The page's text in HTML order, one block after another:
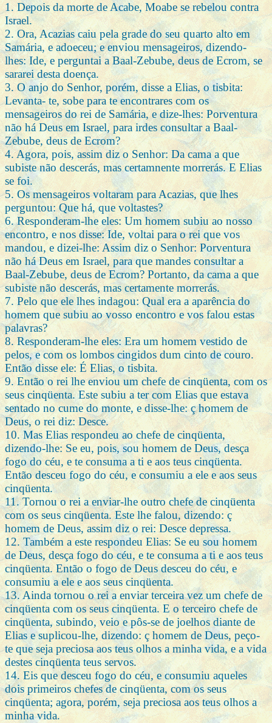
1. Depois da morte de Acabe, Moabe se rebelou contra
Israel.
2. Ora, Acazias caiu pela grade do seu quarto alto em
Samária, e adoeceu; e enviou mensageiros, dizendo-
lhes: Ide, e perguntai a Baal-Zebube, deus de Ecrom, se
sararei desta doença.
3. O anjo do Senhor, porém, disse a Elias, o tisbita:
Levanta- te, sobe para te encontrares com os
mensageiros do rei de Samária, e dize-lhes: Porventura
não há Deus em Israel, para irdes consultar a Baal-
Zebube, deus de Ecrom?
4. Agora, pois, assim diz o Senhor: Da cama a que
subiste não descerás, mas certamnente morrerás. E Elias
se foi.
5. Os mensageiros voltaram para Acazias, que lhes
perguntou: Que há, que voltastes?
6. Responderam-lhe eles: Um homem subiu ao nosso
encontro, e nos disse: Ide, voltai para o rei que vos
mandou, e dizei-lhe: Assim diz o Senhor: Porventura
não há Deus em Israel, para que mandes consultar a
Baal-Zebube, deus de Ecrom? Portanto, da cama a que
subiste não descerás, mas certamente morrerás.
7. Pelo que ele lhes indagou: Qual era a aparência do
homem que subiu ao vosso encontro e vos falou estas
palavras?
8. Responderam-lhe eles: Era um homem vestido de
pelos, e com os lombos cingidos dum cinto de couro.
Então disse ele: É Elias, o tisbita.
9. Então o rei lhe enviou um chefe de cinqüenta, com os
seus cinqüenta. Este subiu a ter com Elias que estava
sentado no cume do monte, e disse-lhe: ç homem de
Deus, o rei diz: Desce.
10. Mas Elias respondeu ao chefe de cinqüenta,
dizendo-lhe: Se eu, pois, sou homem de Deus, desça
fogo do céu, e te consuma a ti e aos teus cinqüenta.
Então desceu fogo do céu, e consumiu a ele e aos seus
cinqüenta.
11. Tornou o rei a enviar-lhe outro chefe de cinqüenta
com os seus cinqüenta. Este lhe falou, dizendo: ç
homem de Deus, assim diz o rei: Desce depressa.
12. Também a este respondeu Elias: Se eu sou homem
de Deus, desça fogo do céu, e te consuma a ti e aos teus
cinqüenta. Então o fogo de Deus desceu do céu, e
consumiu a ele e aos seus cinqüenta.
13. Ainda tornou o rei a enviar terceira vez um chefe de
cinqüenta com os seus cinqüenta. E o terceiro chefe de
cinqüenta, subindo, veio e pôs-se de joelhos diante de
Elias e suplicou-lhe, dizendo: ç homem de Deus, peço-
te que seja preciosa aos teus olhos a minha vida, e a vida
destes cinqüenta teus servos.
14. Eis que desceu fogo do céu, e consumiu aqueles
dois primeiros chefes de cinqüenta, com os seus
cinqüenta; agora, porém, seja preciosa aos teus olhos a
minha vida.